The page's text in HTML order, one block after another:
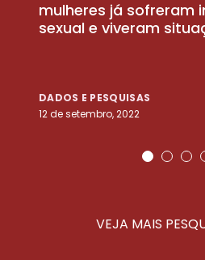
mulheres já sofreram
sexual e viveram
DADOS E PESQUISAS
12 de setembro, 2022
VEJA MAIS